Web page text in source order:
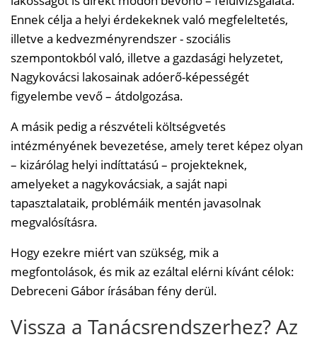
Ennek célja a helyi érdekeknek való megfeleltetés,
illetve a kedvezményrendszer - szociális
szempontokból való, illetve a gazdasági helyzetet,
Nagykovácsi lakosainak adóerő-képességét
figyelembe vevő – átdolgozása.
A másik pedig a részvételi költségvetés
intézményének bevezetése, amely teret képez olyan
– kizárólag helyi indíttatású – projekteknek,
amelyeket a nagykovácsiak, a saját napi
tapasztalataik, problémáik mentén javasolnak
megvalósításra.
Hogy ezekre miért van szükség, mik a
megfontolások, és mik az ezáltal elérni kívánt célok:
Debreceni Gábor írásában fény derül.
Vissza a Tanácsrendszerhez? Az